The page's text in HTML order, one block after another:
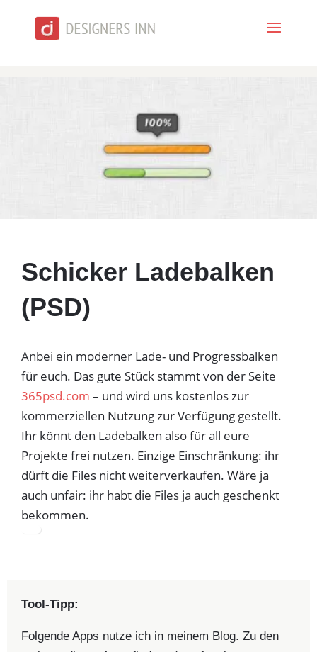
Schicker Ladebalken
(PSD)
Anbei ein moderner Lade- und Progressbalken
für euch. Das gute Stück stammt von der Seite
365psd.com – und wird uns kostenlos zur
kommerziellen Nutzung zur Verfügung gestellt.
Ihr könnt den Ladebalken also für all eure
Projekte frei nutzen. Einzige Einschränkung: ihr
dürft die Files nicht weiterverkaufen. Wäre ja
auch unfair: ihr habt die Files ja auch geschenkt
bekommen.
Tool-Tipp:
Folgende Apps nutze ich in meinem Blog. Zu den